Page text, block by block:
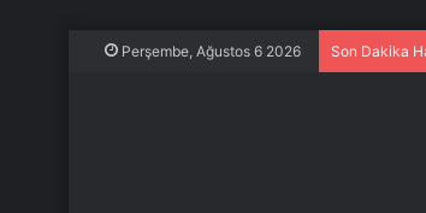
Perşembe, Ağustos 6 2026 Son Dakika